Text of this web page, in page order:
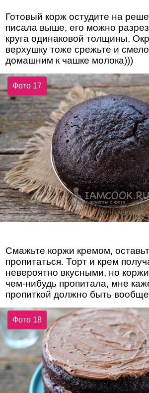
Готовый корж остудите на
писала выше, его можно
круга одинаковой толщины.
верхушку тоже срежьте и
домашним к чашке молока)))
Фото 17
Смажьте коржи кремом,
пропитаться. Торт и крем
невероятно вкусными, но
чем-нибудь пропитала, мне
пропиткой должно быть
Фото 18